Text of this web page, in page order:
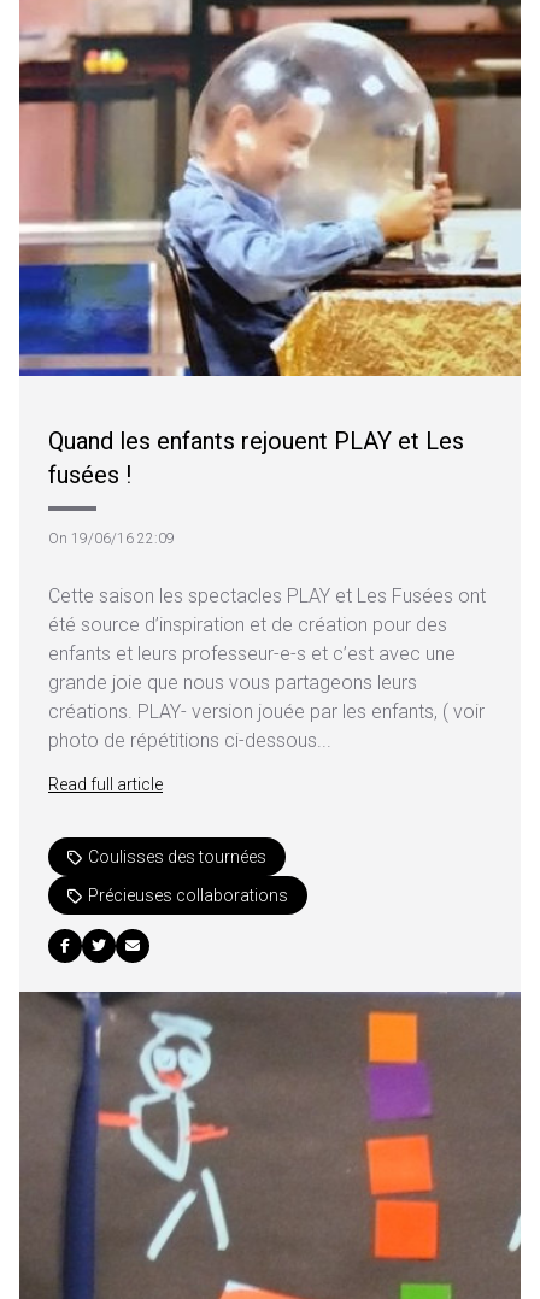
Quand les enfants rejouent PLAY et Les
fusées !
On 19/06/16 22:09
Cette saison les spectacles PLAY et Les Fusées ont
été source d’inspiration et de création pour des
enfants et leurs professeur-e-s et c’est avec une
grande joie que nous vous partageons leurs
créations. PLAY- version jouée par les enfants, ( voir
photo de répétitions ci-dessous...
Read full article
Coulisses des tournées
Précieuses collaborations